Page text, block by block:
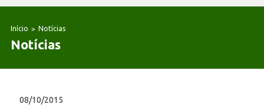
Início Notícias
Notícias
08/10/2015